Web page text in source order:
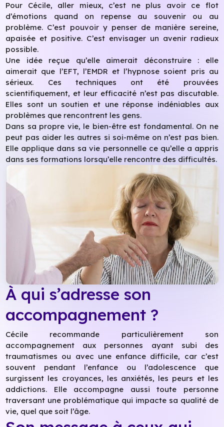
Pour Cécile, aller mieux, c’est ne plus avoir ce flot
d’émotions quand on repense au souvenir ou au
problème. C’est pouvoir y penser de manière sereine,
apaisée et positive. C’est envisager un avenir radieux
possible.
Une idée reçue qu’elle aimerait déconstruire : elle
aimerait que l’EFT, l’EMDR et l’hypnose soient pris au
sérieux. Ces techniques ont été prouvées
scientifiquement, et leur efficacité n’est pas discutable.
Elles sont un soutien et une réponse indéniables aux
problèmes que rencontrent les gens.
Dans sa propre vie, le bien-être est fondamental. On ne
peut pas aider les autres si soi-même on n’est pas bien.
Elle applique dans sa vie personnelle ce qu’elle a appris
dans ses formations lorsqu’elle rencontre des difficultés.
À qui s’adresse son
accompagnement ?
Cécile recommande particulièrement son
accompagnement aux personnes ayant subi des
traumatismes ou avec une enfance difficile, car c’est
souvent pendant l’enfance ou l’adolescence que
surgissent les croyances, les anxiétés, les peurs et les
addictions. Elle accompagne aussi toute personne
traversant une problématique qui impacte sa qualité de
vie, quel que soit l’âge.